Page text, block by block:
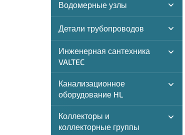
Водомерные узлы
Детали трубопроводов
Инженерная сантехника
VALTEC
Канализационное
оборудование HL
Коллекторы и
коллекторные группы